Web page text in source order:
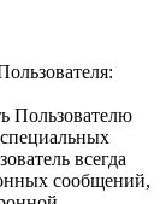
Пользователю
всегда
сообщений,